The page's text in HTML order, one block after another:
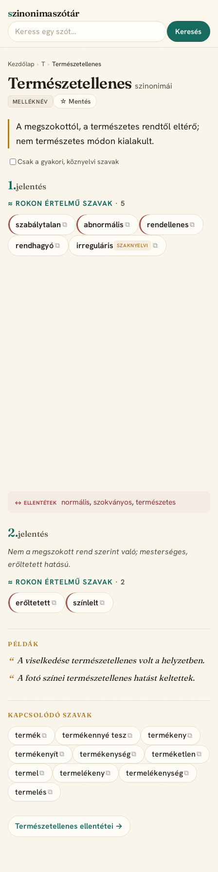
szinonimaszótár
Keresés
Kezdőlap › T › Természetellenes
Természetellenesszinonimái
MELLÉKNÉV ☆ Mentés
A megszokottól, a természetes rendtől eltérő;
nem természetes módon kialakult.
Csak a gyakori, köznyelvi szavak
1.jelentés
≈ ROKON ÉRTELMŰ SZAVAK · 5
szabálytalan ⧉ abnormális ⧉ rendellenes ⧉
rendhagyó ⧉ irreguláris SZAKNYELVI ⧉
↔ ELLENTÉTEK normális,szokványos,természetes
2.jelentés
Nem a megszokott rend szerint való; mesterséges,
erőltetett hatású.
≈ ROKON ÉRTELMŰ SZAVAK · 2
erőltetett ⧉ színlelt ⧉
PÉLDÁK
A viselkedése természetellenes volt a helyzetben.
A fotó színei természetellenes hatást keltettek.
KAPCSOLÓDÓ SZAVAK
termék ⧉ termékennyé tesz ⧉ termékeny⧉
termékenyít ⧉ termékenység⧉ terméketlen ⧉
termel⧉ termelékeny⧉ termelékenység⧉
termelés ⧉
Természetellenes ellentétei →